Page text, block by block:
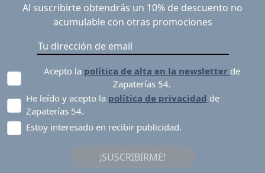
Al suscribirte obtendrás un 10% de descuento no
acumulable con otras promociones
Acepto la política de alta en la newsletter de
Zapaterías 54.
He leído y acepto la política de privacidad de
Zapaterías 54.
Estoy interesado en recibir publicidad.
¡SUSCRIBIRME!